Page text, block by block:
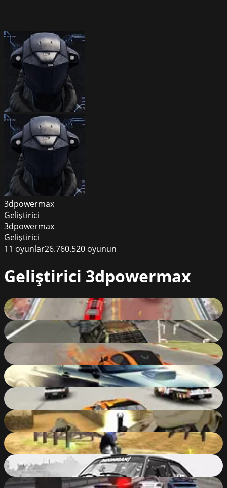
3dpowermax
Geliştirici
3dpowermax
Geliştirici
11 oyunlar26.760.520 oyunun
Geliştirici 3dpowermax
Terminator Car
61%
Zombie Dead Race
66%
Extreme Drift
75
Extreme Drift 2
86%
NASCAR Racing
74
Desert Force
82
%
Motorbike Freestyle
82%
Xtreme Drift 2 Online
90%
Police vs Thief: Hot Pursuit